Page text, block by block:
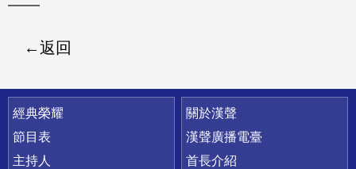
返回
快速連結
經典榮耀
節目表
主持人
關於漢聲
漢聲廣播電臺
首長介紹